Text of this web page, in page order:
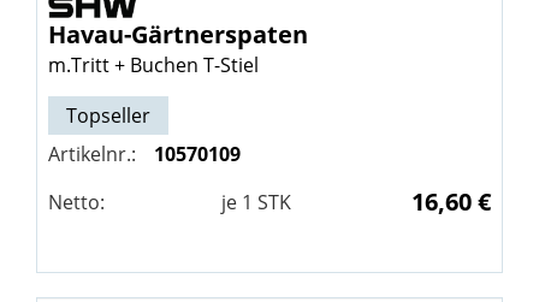
Havau-Gärtnerspaten
m.Tritt + Buchen T-Stiel
Topseller
Artikelnr.:
10570109
Netto:
je 1 STK 16,60 €